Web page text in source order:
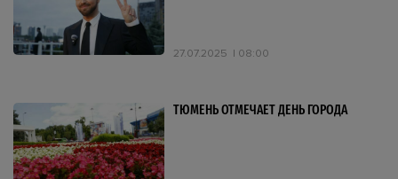
27.07.2025 08:00
ТЮМЕНЬ ОТМЕЧАЕТ ДЕНЬ ГОРОДА